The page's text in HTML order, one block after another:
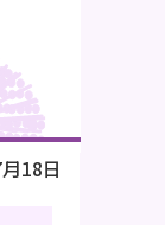
18日